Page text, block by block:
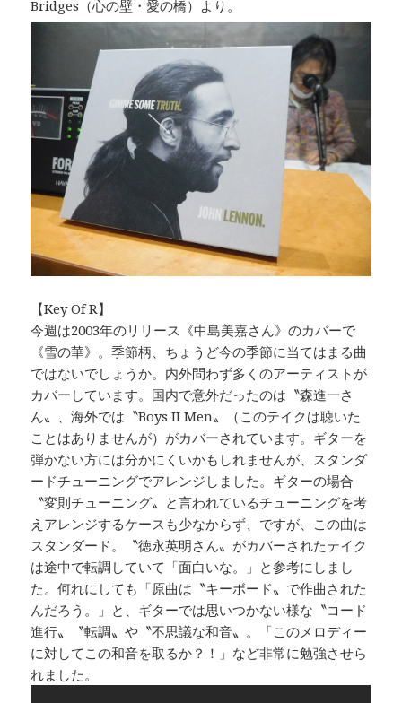
Bridges（心の壁・愛の橋）より。
【Key Of R】
今週は2003年のリリース《中島美嘉さん》のカバーで
《雪の華》。季節柄、ちょうど今の季節に当てはまる曲
ではないでしょうか。内外問わず多くのアーティストが
カバーしています。国内で意外だったのは〝森進一さ
ん〟、海外では〝Boys II Men〟（このテイクは聴いた
ことはありませんが）がカバーされています。ギターを
弾かない方には分かにくいかもしれませんが、スタンダ
ードチューニングでアレンジしました。ギターの場合
〝変則チューニング〟と言われているチューニングを考
えアレンジするケースも少なからず、ですが、この曲は
スタンダード。〝徳永英明さん〟がカバーされたテイク
は途中で転調していて「面白いな。」と参考にしまし
た。何れにしても「原曲は〝キーボード〟で作曲された
んだろう。」と、ギターでは思いつかない様な〝コード
進行〟〝転調〟や〝不思議な和音〟。「このメロディー
に対してこの和音を取るか？！」など非常に勉強させら
れました。